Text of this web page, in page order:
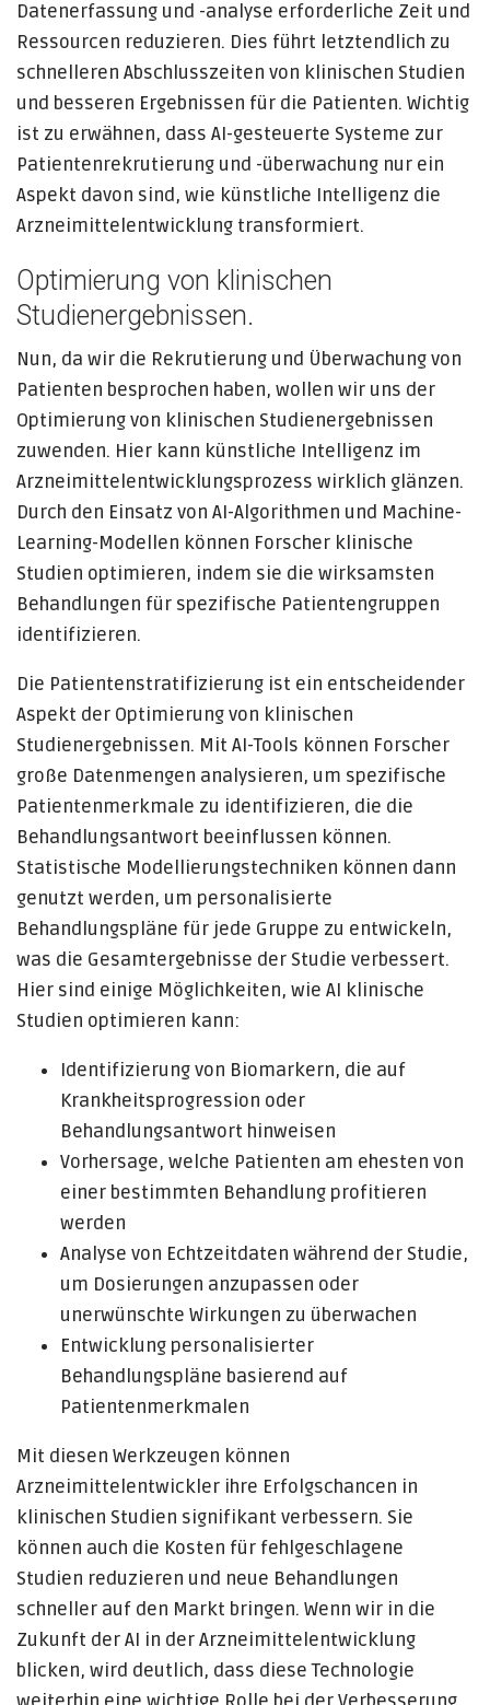
Datenerfassung und -analyse erforderliche Zeit und
Ressourcen reduzieren. Dies führt letztendlich zu
schnelleren Abschlusszeiten von klinischen Studien
und besseren Ergebnissen für die Patienten. Wichtig
ist zu erwähnen, dass AI-gesteuerte Systeme zur
Patientenrekrutierung und -überwachung nur ein
Aspekt davon sind, wie künstliche Intelligenz die
Arzneimittelentwicklung transformiert.
Optimierung von klinischen
Studienergebnissen.
Nun, da wir die Rekrutierung und Überwachung von
Patienten besprochen haben, wollen wir uns der
Optimierung von klinischen Studienergebnissen
zuwenden. Hier kann künstliche Intelligenz im
Arzneimittelentwicklungsprozess wirklich glänzen.
Durch den Einsatz von AI-Algorithmen und Machine-
Learning-Modellen können Forscher klinische
Studien optimieren, indem sie die wirksamsten
Behandlungen für spezifische Patientengruppen
identifizieren.
Die Patientenstratifizierung ist ein entscheidender
Aspekt der Optimierung von klinischen
Studienergebnissen. Mit AI-Tools können Forscher
große Datenmengen analysieren, um spezifische
Patientenmerkmale zu identifizieren, die die
Behandlungsantwort beeinflussen können.
Statistische Modellierungstechniken können dann
genutzt werden, um personalisierte
Behandlungspläne für jede Gruppe zu entwickeln,
was die Gesamtergebnisse der Studie verbessert.
Hier sind einige Möglichkeiten, wie AI klinische
Studien optimieren kann:
Identifizierung von Biomarkern, die auf
Krankheitsprogression oder
Behandlungsantwort hinweisen
Vorhersage, welche Patienten am ehesten von
einer bestimmten Behandlung profitieren
werden
Analyse von Echtzeitdaten während der Studie,
um Dosierungen anzupassen oder
unerwünschte Wirkungen zu überwachen
Entwicklung personalisierter
Behandlungspläne basierend auf
Patientenmerkmalen
Mit diesen Werkzeugen können
Arzneimittelentwickler ihre Erfolgschancen in
klinischen Studien signifikant verbessern. Sie
können auch die Kosten für fehlgeschlagene
Studien reduzieren und neue Behandlungen
schneller auf den Markt bringen. Wenn wir in die
Zukunft der AI in der Arzneimittelentwicklung
blicken, wird deutlich, dass diese Technologie